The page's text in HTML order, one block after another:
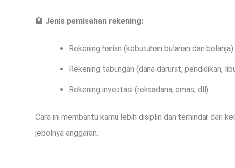
🏦 Jenis pemisahan rekening:
Rekening harian (kebutuhan bulanan dan belanja)
Rekening tabungan (dana darurat, pendidikan,
Rekening investasi (reksadana, emas, dll)
Cara ini membantu kamu lebih disiplin dan terhindar dari
jebolnya anggaran.